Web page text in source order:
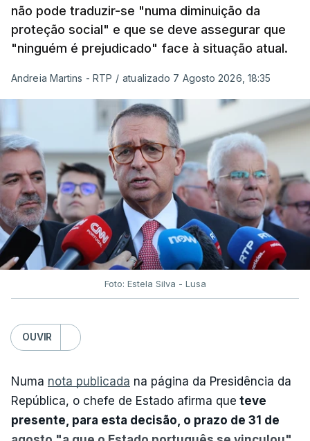
não pode traduzir-se "numa diminuição da
proteção social" e que se deve assegurar que
"ninguém é prejudicado" face à situação atual.
Andreia Martins - RTP / atualizado 7 Agosto 2026, 18:35
Foto: Estela Silva - Lusa
OUVIR
Numa nota publicada na página da Presidência da
República, o chefe de Estado afirma que teve
presente, para esta decisão, o prazo de 31 de